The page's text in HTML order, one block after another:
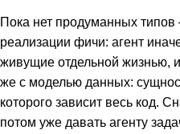
Пока нет продуманных типов
реализации фичи: агент
живущие отдельной жизнью,
же с моделью данных:
которого зависит весь код.
потом уже давать агенту